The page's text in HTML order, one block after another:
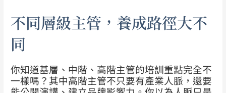
不同層級主管，養成路徑大不
同
你知道基層、中階、高階主管的培訓重點完全不
一樣嗎？其中高階主管不只要有產業人脈，還要